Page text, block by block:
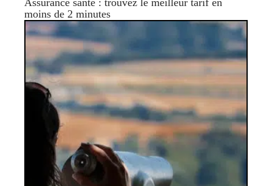
Assurance santé : trouvez le meilleur tarif en
moins de 2 minutes